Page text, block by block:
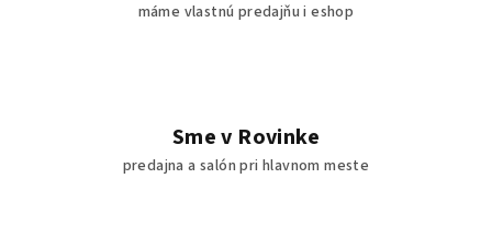
máme vlastnú predajňu i eshop
Sme v Rovinke
predajna a salón pri hlavnom meste